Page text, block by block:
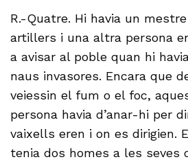
R.-Quatre. Hi havia un
artillers i una altra persona
a avisar al poble quan hi
naus invasores. Encara que
veiessin el fum o el foc,
persona havia d’anar-hi per
vaixells eren i on es dirigien.
tenia dos homes a les seves